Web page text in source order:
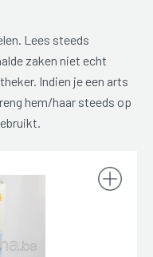
Lees steeds
zaken niet echt
Indien je een arts
hem/haar steeds op